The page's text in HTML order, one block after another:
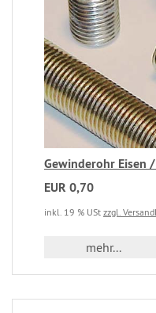
Gewinderohr Eisen
EUR 0,70
inkl. 19 % USt zzgl.
mehr...